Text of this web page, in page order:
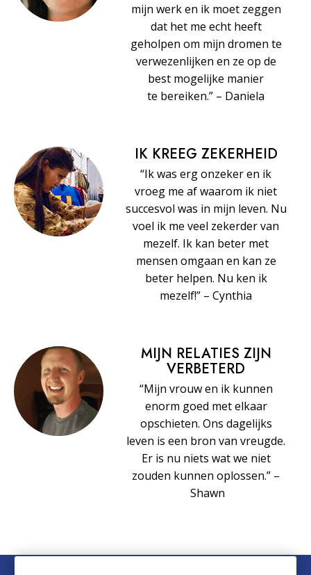
mijn werk en ik moet zeggen
dat het me echt heeft
geholpen om mijn dromen te
verwezenlijken en ze op de
best mogelijke manier
te bereiken.” – Daniela
IK KREEG ZEKERHEID
“Ik was erg onzeker en ik
vroeg me af waarom ik niet
succesvol was in mijn leven. Nu
voel ik me veel zekerder van
mezelf. Ik kan beter met
mensen omgaan en kan ze
beter helpen. Nu ken ik
mezelf!” – Cynthia
MIJN RELATIES ZIJN
VERBETERD
“Mijn vrouw en ik kunnen
enorm goed met elkaar
opschieten. Ons dagelijks
leven is een bron van vreugde.
Er is nu niets wat we niet
zouden kunnen oplossen.” –
Shawn